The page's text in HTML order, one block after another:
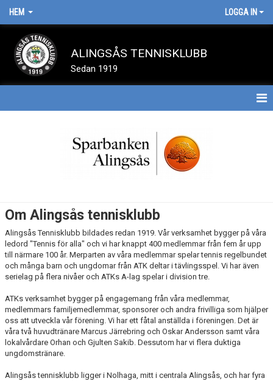
HEM LOGGA IN
ALINGSÅS TENNISKLUBB
Sedan 1919
OM KLUBBEN
TRÄNARE
STYRELSEN
KOMMITTÉER & ANSVARSOMRÅDEN
HISTORIA
Om Alingsås tennisklubb
Alingsås Tennisklubb bildades redan 1919. Vår verksamhet bygger på våra
ledord "Tennis för alla" och vi har knappt 400 medlemmar från fem år upp
till närmare 100 år. Merparten av våra medlemmar spelar tennis regelbundet
och många barn och ungdomar från ATK deltar i tävlingsspel. Vi har även
serielag på flera nivåer och ATKs A-lag spelar i division tre.
ATKs verksamhet bygger på engagemang från våra medlemmar,
medlemmars familjemedlemmar, sponsorer och andra frivilliga som hjälper
oss att utveckla vår förening. Vi har ett fåtal anställda i föreningen. Det är
våra två huvudtränare Marcus Järrebring och Oskar Andersson samt våra
lokalvårdare Orhan och Gjulten Sakib. Dessutom har vi flera duktiga
ungdomstränare.
Alingsås tennisklubb ligger i Nolhaga, mitt i centrala Alingsås, och har fyra